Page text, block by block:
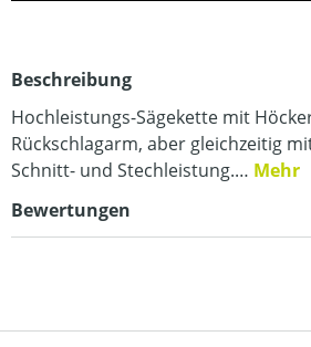
Beschreibung
Hochleistungs-Sägekette mit
Rückschlagarm, aber gleichzeitig
Schnitt- und Stechleistung.… Mehr
Bewertungen